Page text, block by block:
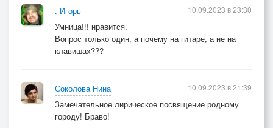
. Игорь
Умница!!! нравится.
Вопрос только один, а почему на гитаре, а не на
клавишах???
10.09.2023 в 23:30
Соколова Нина
Замечательное лирическое посвящение родному
городу! Браво!
10.09.2023 в 21:39